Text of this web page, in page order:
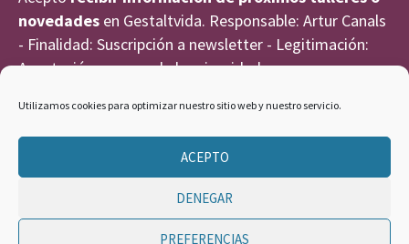
Utilizamos cookies para optimizar nuestro sitio web y nuestro servicio.
ACEPTO
DENEGAR
PREFERENCIAS
novedades en Gestaltvida. Responsable: Artur Canals
- Finalidad: Suscripción a newsletter - Legitimación:
Aceptación expresa de la privacidad
He leído y acepto la
Política de Privacidad